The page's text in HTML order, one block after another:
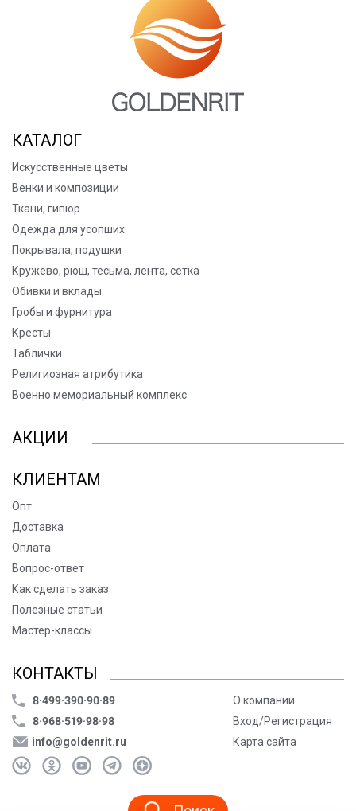
КАТАЛОГ
Искусственные цветы
Венки и композиции
Ткани, гипюр
Одежда для усопших
Покрывала, подушки
Кружево, рюш, тесьма, лента, сетка
Обивки и вклады
Гробы и фурнитура
Кресты
Таблички
Религиозная атрибутика
Военно мемориальный комплекс
АКЦИИ
КЛИЕНТАМ
Опт
Доставка
Оплата
Вопрос-ответ
Как сделать заказ
Полезные статьи
Мастер-классы
КОНТАКТЫ
8·499·390·90·89
8·968·519·98·98
info@goldenrit.ru
О компании
Вход/Регистрация
Карта сайта